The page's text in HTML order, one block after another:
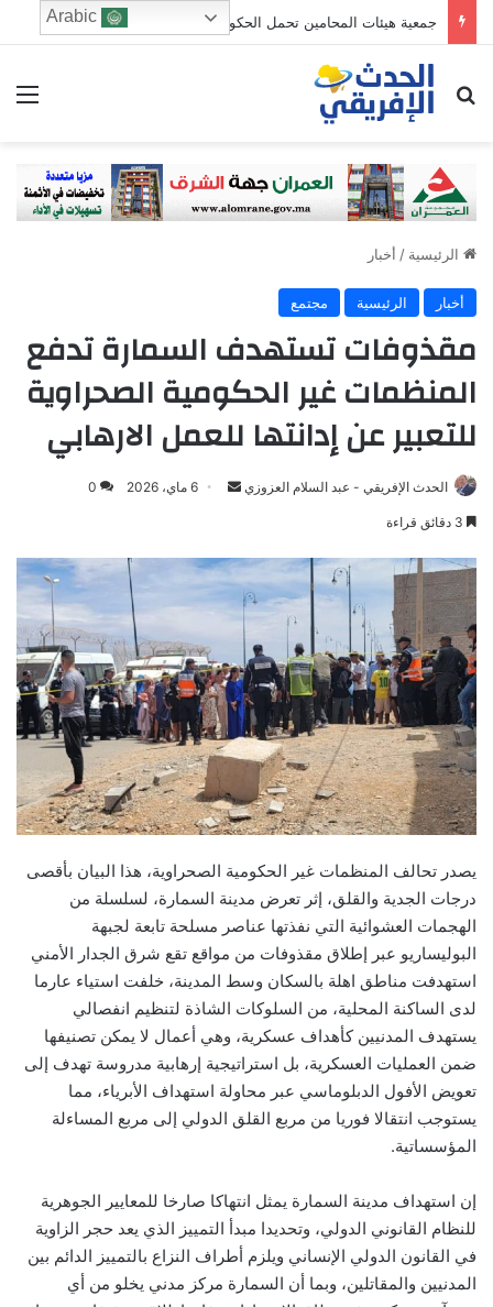
جمعية هيئات المحامين تحمل الحكومة مسؤولية تعثر الملفات القضائية وتؤكد: المحاكمة العادلة لا تستقيم دون حضور الدفاع
ابحث عن
الرئيسية / أخبار
أخبار الرئيسية مجتمع
مقذوفات تستهدف السمارة تدفع
المنظمات غير الحكومية الصحراوية
للتعبير عن إدانتها للعمل الارهابي
الحدث الإفريقي - عبد السلام العزوزي
Send6 ماي، 2026 0
يصدر تحالف المنظمات غير الحكومية الصحراوية، هذا البيان بأقصى
درجات الجدية والقلق، إثر تعرض مدينة السمارة، لسلسلة من
الهجمات العشوائية التي نفذتها عناصر مسلحة تابعة لجبهة
البوليساريو عبر إطلاق مقذوفات من مواقع تقع شرق الجدار الأمني
استهدفت مناطق اهلة بالسكان وسط المدينة، خلفت استياء عارما
لدى الساكنة المحلية، من السلوكات الشاذة لتنظيم انفصالي
يستهدف المدنيين كأهداف عسكرية، وهي أعمال لا يمكن تصنيفها
ضمن العمليات العسكرية، بل استراتيجية إرهابية مدروسة تهدف إلى
تعويض الأفول الدبلوماسي عبر محاولة استهداف الأبرياء، مما
يستوجب انتقالا فوريا من مربع القلق الدولي إلى مربع المساءلة
المؤسساتية.
إن استهداف مدينة السمارة يمثل انتهاكا صارخا للمعايير الجوهرية
للنظام القانوني الدولي، وتحديدا مبدأ التمييز الذي يعد حجر الزاوية
في القانون الدولي الإنساني ويلزم أطراف النزاع بالتمييز الدائم بين
المدنيين والمقاتلين، وبما أن السمارة مركز مدني يخلو من أي
Arabic